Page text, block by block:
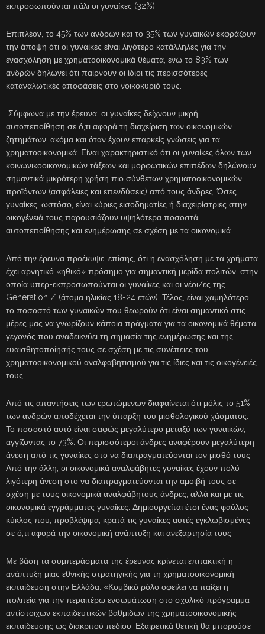
εκπροσωπούνται πάλι οι γυναίκες (32%).
Επιπλέον, το 45% των ανδρών και το 35% των γυναικών εκφράζουν
την άποψη ότι οι γυναίκες είναι λιγότερο κατάλληλες για την
ενασχόληση με χρηματοοικονομικά θέματα, ενώ το 83% των
ανδρών δηλώνει ότι παίρνουν οι ίδιοι τις περισσότερες
καταναλωτικές αποφάσεις στο νοικοκυριό τους.
Σύμφωνα με την έρευνα, οι γυναίκες δείχνουν μικρή
αυτοπεποίθηση σε ό,τι αφορά τη διαχείριση των οικονομικών
ζητημάτων, ακόμα και όταν έχουν επαρκείς γνώσεις για τα
χρηματοοικονομικά. Είναι χαρακτηριστικό ότι οι γυναίκες όλων των
κοινωνικοοικονομικών τάξεων και μορφωτικών επιπέδων δηλώνουν
σημαντικά μικρότερη χρήση πιο σύνθετων χρηματοοικονομικών
προϊόντων (ασφάλειες και επενδύσεις) από τους άνδρες. Όσες
γυναίκες, ωστόσο, είναι κύριες εισοδηματίες ή διαχειρίστριες στην
οικογένειά τους παρουσιάζουν υψηλότερα ποσοστά
αυτοπεποίθησης και ενημέρωσης σε σχέση με τα οικονομικά.
Από την έρευνα προέκυψε, επίσης, ότι η ενασχόληση με τα χρήματα
έχει αρνητικό «ηθικό» πρόσημο για σημαντική μερίδα πολιτών, στην
οποία υπερ-εκπροσωπούνται οι γυναίκες και οι νέοι/ες της
Generation Z (άτομα ηλικίας 18-24 ετών). Τέλος, είναι χαμηλότερο
το ποσοστό των γυναικών που θεωρούν ότι είναι σημαντικό στις
μέρες μας να γνωρίζουν κάποια πράγματα για τα οικονομικά θέματα,
γεγονός που αναδεικνύει τη σημασία της ενημέρωσης και της
ευαισθητοποίησής τους σε σχέση με τις συνέπειες του
χρηματοοικονομικού αναλφαβητισμού για τις ίδιες και τις οικογένειές
τους.
Από τις απαντήσεις των ερωτώμενων διαφαίνεται ότι μόλις το 51%
των ανδρών αποδέχεται την ύπαρξη του μισθολογικού χάσματος.
Το ποσοστό αυτό είναι σαφώς μεγαλύτερο μεταξύ των γυναικών,
αγγίζοντας το 73%. Οι περισσότεροι άνδρες αναφέρουν μεγαλύτερη
άνεση από τις γυναίκες στο να διαπραγματεύονται τον μισθό τους.
Από την άλλη, οι οικονομικά αναλφάβητες γυναίκες έχουν πολύ
λιγότερη άνεση στο να διαπραγματεύονται την αμοιβή τους σε
σχέση με τους οικονομικά αναλφάβητους άνδρες, αλλά και με τις
οικονομικά εγγράμματες γυναίκες. Δημιουργείται έτσι ένας φαύλος
κύκλος που, προβλέψιμα, κρατά τις γυναίκες αυτές εγκλωβισμένες
σε ό,τι αφορά την οικονομική ανάπτυξη και ανεξαρτησία τους.
Με βάση τα συμπεράσματα της έρευνας κρίνεται επιτακτική η
ανάπτυξη μιας εθνικής στρατηγικής για τη χρηματοοικονομική
εκπαίδευση στην Ελλάδα. «Κομβικό ρόλο οφείλει να παίξει η
πολιτεία για την περαιτέρω ενσωμάτωση στο σχολικό πρόγραμμα
αντίστοιχων εκπαιδευτικών βαθμίδων της χρηματοοικονομικής
εκπαίδευσης ως διακριτού πεδίου. Εξαιρετικά θετική θα μπορούσε